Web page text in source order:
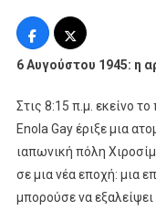
6 Αυγούστου 1945: η
Στις 8:15 π.μ. εκείνο
Enola Gay έριξε μια
ιαπωνική πόλη
σε μια νέα εποχή: μια
μπορούσε να